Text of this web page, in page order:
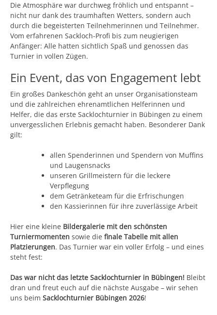
Die Atmosphäre war durchweg fröhlich und entspannt –
nicht nur dank des traumhaften Wetters, sondern auch
durch die begeisterten Teilnehmerinnen und Teilnehmer.
Vom erfahrenen Sackloch-Profi bis zum neugierigen
Anfänger: Alle hatten sichtlich Spaß und genossen das
Turnier in vollen Zügen.
Ein Event, das von Engagement lebt
Ein großes Dankeschön geht an unser Organisationsteam
und die zahlreichen ehrenamtlichen Helferinnen und
Helfer, die das erste Sacklochturnier in Bübingen zu einem
unvergesslichen Erlebnis gemacht haben. Besonderer Dank
gilt:
allen Spenderinnen und Spendern von Muffins
und Laugensnacks
unseren Grillmeistern für die leckere
Verpflegung
dem Getränketeam für die Erfrischungen
den Kassierinnen für ihre zuverlässige Arbeit
Hier eine kleine Bildergalerie mit den schönsten
Turniermomenten sowie die finale Tabelle mit allen
Platzierungen. Das Turnier war ein voller Erfolg – und eines
steht fest:
Das war nicht das letzte Sacklochturnier in Bübingen! Bleibt
dran und freut euch auf die nächste Ausgabe – wir sehen
uns beim Sacklochturnier Bübingen 2026!